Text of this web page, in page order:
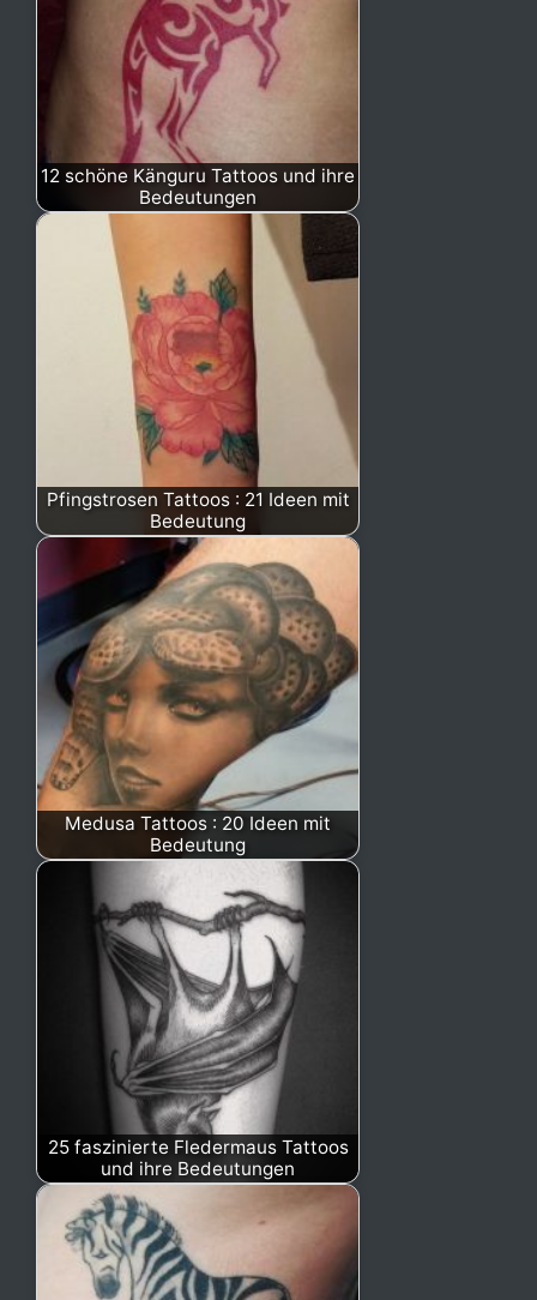
12 schöne Känguru Tattoos und ihre
Bedeutungen
Pfingstrosen Tattoos : 21 Ideen mit
Bedeutung
Medusa Tattoos : 20 Ideen mit
Bedeutung
25 faszinierte Fledermaus Tattoos
und ihre Bedeutungen